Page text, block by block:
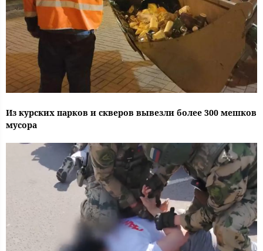
Из курских парков и скверов вывезли более 300 мешков
мусора